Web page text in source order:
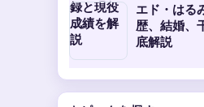
エド・はる
歴、結婚、
底解説